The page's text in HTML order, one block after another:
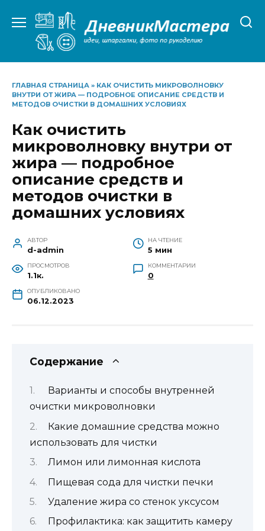
содержанию
ГЛАВНАЯ СТРАНИЦА » КАК ОЧИСТИТЬ МИКРОВОЛНОВКУ
ВНУТРИ ОТ ЖИРА — ПОДРОБНОЕ ОПИСАНИЕ СРЕДСТВ И
МЕТОДОВ ОЧИСТКИ В ДОМАШНИХ УСЛОВИЯХ
Как очистить
микроволновку внутри от
жира — подробное
описание средств и
методов очистки в
домашних условиях
АВТОР
d-admin
НА ЧТЕНИЕ
5 мин
ПРОСМОТРОВ
1.1к.
КОММЕНТАРИИ
0
ОПУБЛИКОВАНО
06.12.2023
Содержание
Варианты и способы внутренней
очистки микроволновки
Какие домашние средства можно
использовать для чистки
Лимон или лимонная кислота
Пищевая сода для чистки печки
Удаление жира со стенок уксусом
Профилактика: как защитить камеру